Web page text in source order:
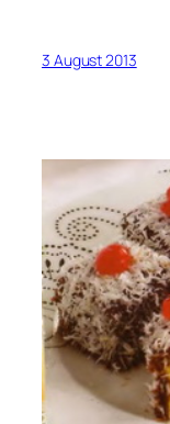
3 August 2013